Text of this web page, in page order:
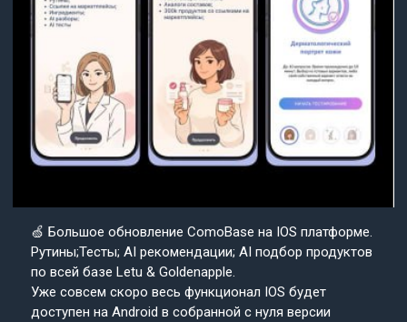
🍏 Большое обновление ComoBase на IOS платформе.
Рутины;Тесты; AI рекомендации; AI подбор продуктов
по всей базе Letu & Goldenapple.
Уже совсем скоро весь функционал IOS будет
доступен на Android в собранной с нуля версии